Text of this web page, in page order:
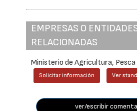
EMPRESAS O
RELACIONADAS
Ministerio de Agricultura,
Solicitar información Ver
ver/escribir